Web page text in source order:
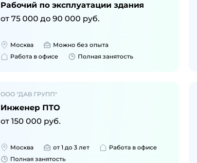
Рабочий по эксплуатации здания
от 75 000 до 90 000 руб.
Москва
Можно без опыта
Работа в офисе
Полная занятость
ООО "ДАВ ГРУПП"
Инженер ПТО
от 150 000 руб.
Москва от 1 до 3 лет
Работа в офисе
Полная занятость